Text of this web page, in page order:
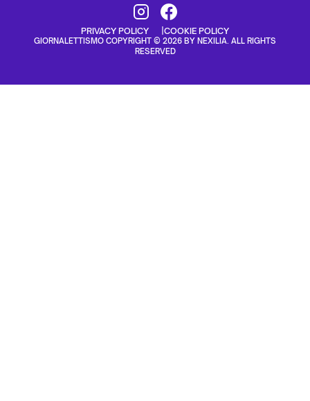
PRIVACY POLICY COOKIE POLICY
GIORNALETTISMO COPYRIGHT © 2026 BY NEXILIA. ALL RIGHTS
RESERVED